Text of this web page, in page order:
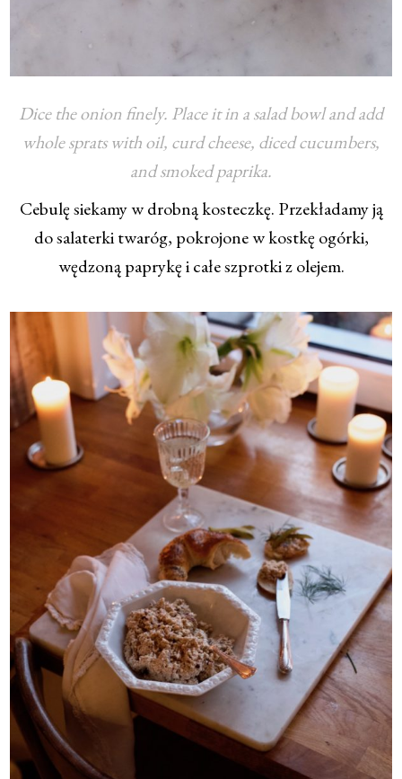
Dice the onion finely. Place it in a salad bowl and add
whole sprats with oil, curd cheese, diced cucumbers,
and smoked paprika.
Cebulę siekamy w drobną kosteczkę. Przekładamy ją
do salaterki twaróg, pokrojone w kostkę ogórki,
wędzoną paprykę i całe szprotki z olejem.